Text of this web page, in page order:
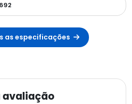
692
as especificações
avaliação